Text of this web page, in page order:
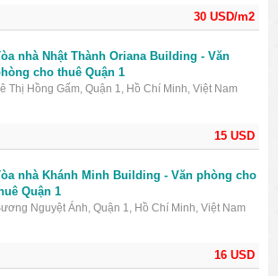
30 USD/m2
15 USD
nhà Nhật Thành Oriana Building - Văn
cho thuê Quận 1
Thị Hồng Gấm, Quận 1, Hồ Chí Minh, Việt Nam
16 USD
nhà Khánh Minh Building - Văn phòng cho
Quận 1
Nguyệt Ánh, Quận 1, Hồ Chí Minh, Việt Nam